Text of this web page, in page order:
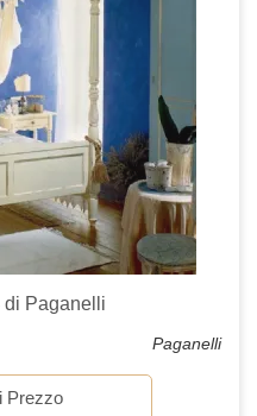
di Paganelli
Paganelli
Prezzo